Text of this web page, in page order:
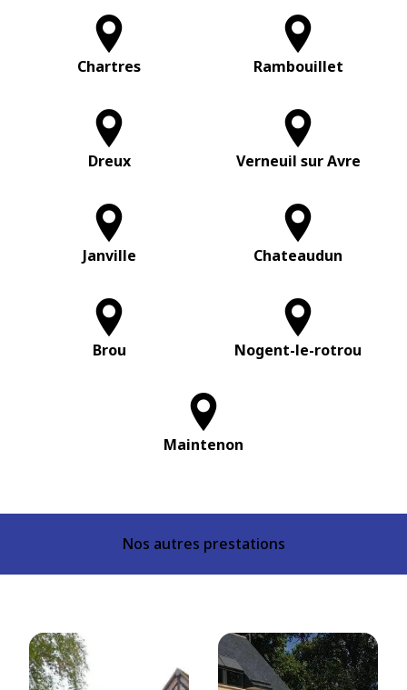
Chartres Rambouillet
Dreux Verneuil sur Avre
Janville Chateaudun
Brou Nogent-le-rotrou
Maintenon
Nos autres prestations